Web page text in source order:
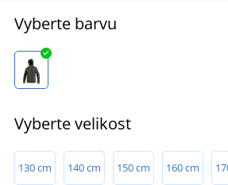
Vyberte barvu
Vyberte velikost
130 cm 140 cm 150 cm 160 cm